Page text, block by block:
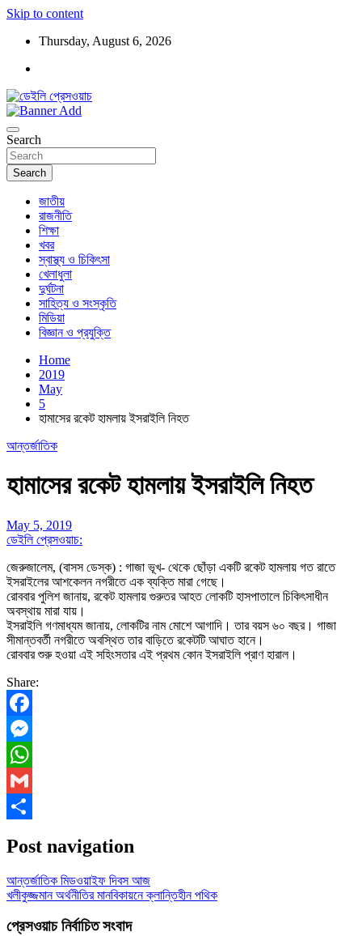
Skip to content
Thursday, August 6, 2026
ডেইলি প্রেসওয়াচ
Search
Search
জাতীয়
রাজনীতি
শিক্ষা
খবর
স্বাস্থ্য ও চিকিৎসা
খেলাধুলা
দুর্ঘটনা
সাহিত্য ও সংস্কৃতি
মিডিয়া
বিজ্ঞান ও প্রযুক্তি
Home
2019
May
5
হামাসের রকেট হামলায় ইসরাইলি নিহত
আন্তর্জাতিক
হামাসের রকেট হামলায় ইসরাইলি নিহত
May 5, 2019
ডেইলি প্রেসওয়াচ:
জেরুজালেম, (বাসস ডেস্ক) : গাজা ভূখ- থেকে ছোঁড়া একটি রকেট হামলায় গত রাতে
ইসরাইলের আশকেলন নগরীতে এক ব্যক্তি মারা গেছে।
রোববার পুলিশ জানায়, রকেট হামলায় গুরুতর আহত লোকটি হাসপাতালে চিকিৎসাধীন
অবস্থায় মারা যায়।
ইসরাইলি গণমাধ্যম জানায়, লোকটির নাম মোশে আগাদি। তার বয়স ৬০ বছর। গাজা
সীমান্তবর্তী নগরীতে অবস্থিত তার বাড়িতে রকেটটি আঘাত হানে।
রোববার শুরু হওয়া এই সহিংসতার এই প্রথম কোন ইসরাইলি প্রাণ হারাল।
Share:
Facebook
Messenger
WhatsApp
Gmail
Post navigation
আন্তর্জাতিক মিডওয়াইফ দিবস আজ
খলীকুজ্জমান অর্থনীতির মানবিকায়নে ক্লান্তিহীন পথিক
প্রেসওয়াচ নির্বাচিত সংবাদ